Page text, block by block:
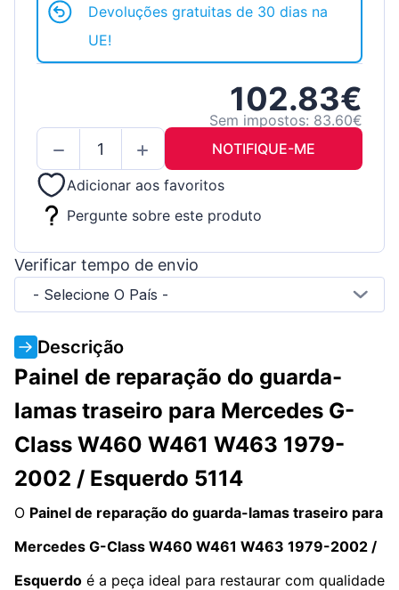
Devoluções gratuitas de 30 dias na
UE!
102.83€
Sem impostos: 83.60€
NOTIFIQUE-ME
Adicionar aos favoritos
Pergunte sobre este produto
Verificar tempo de envio
- Selecione O País -
Descrição
Painel de reparação do guarda-
lamas traseiro para Mercedes G-
Class W460 W461 W463 1979-
2002 / Esquerdo 5114
O Painel de reparação do guarda-lamas traseiro para
Mercedes G-Class W460 W461 W463 1979-2002 /
Esquerdo é a peça ideal para restaurar com qualidade